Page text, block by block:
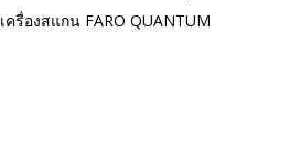
เครื่องสแกน FARO QUANTUM